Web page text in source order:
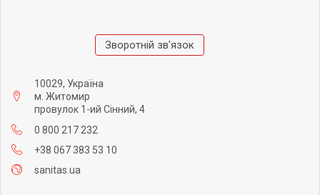
Зворотній зв'язок
10029, Україна
м. Житомир
провулок 1-ий Сінний, 4
0 800 217 232
+38 067 383 53 10
sanitas.ua